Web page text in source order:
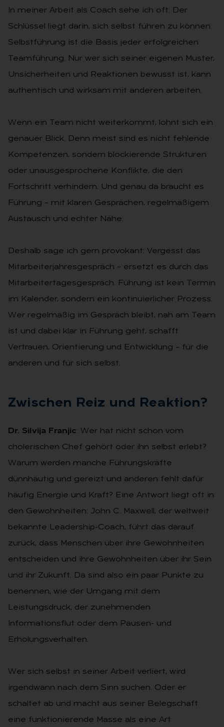
In meiner Arbeit als Coach sehe ich oft: Der
Schlüssel liegt darin, sich selbst führen zu können.
Selbstführung ist die Basis jeder erfolgreichen
Teamführung. Nur wer sich seiner eigenen Muster,
Unsicherheiten und Reaktionen bewusst ist, kann
authentisch und wirksam mit anderen arbeiten.
Wenn ein Team nicht weiterkommt, lohnt sich ein
genauer Blick. Denn meist sind es nicht fehlende
Kompetenzen, sondern blockierende Strukturen
oder unausgesprochene Konflikte, die den
Fortschritt verhindern. Und genau da braucht es
Führung – mit klaren Gesprächen, regelmäßigem
Austausch und echter Nähe.
Deshalb sage ich gern provokant: Vergesst das
Mitarbeiterjahresgespräch – ersetzt es durch das
Mitarbeitertagesgespräch. Führung ist kein Termin
im Kalender, sondern ein kontinuierlicher Prozess.
Wer regelmäßig im Gespräch bleibt, nah am Team
ist und dabei klar in Führung geht, schafft
Vertrauen, Orientierung und Entwicklung – für die
anderen und für sich selbst.
Zwi­schen Reiz und Re­ak­ti­on?
Dr. Silvija Franjic: Wer hat nicht schon vom
cholerischen Chef gehört oder ihn selbst erlebt?
Warum werden manche Führungskräfte
dünnhäutig und gereizt und anderen fehlt dafür
häufig Energie und Kraft? Eine Antwort liegt oft in
den Gewohnheiten: John C. Maxwell, der weltweit
bekannte Leadership-Coach, führt das darauf
zurück, dass Menschen über ihre Gewohnheiten
entscheiden und ihre Gewohnheiten über ihr Sein
und ihr Zukunft. Da sind also ein paar Punkte zu
benennen, wie der Umgang mit dem
Leistungsdruck, der zunehmenden
Informationsflut oder dem Pausen- und
Erholungsverhalten.
Wer sich selbst in seiner Arbeit verliert, wird
irgendwann nach dem Sinn suchen. Oder er
schaltet ab und macht aus seiner Belegschaft
eine funktionierende Masse als eine Art